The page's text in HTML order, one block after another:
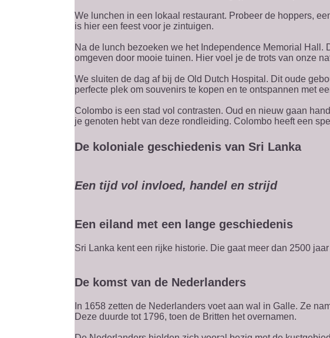
We lunchen in een lokaal restaurant. Probeer de hoppers,
is hier een feest voor je zintuigen.
Na de lunch bezoeken we het Independence Memorial
omgeven door mooie tuinen. Hier voel je de trots van onze
We sluiten de dag af bij de Old Dutch Hospital. Dit oude
perfecte plek om souvenirs te kopen en te ontspannen met
Colombo is een stad vol contrasten. Oud en nieuw gaan
je genoten hebt van deze rondleiding. Colombo heeft een
De koloniale geschiedenis van Sri Lanka
Een tijd vol invloed, handel en strijd
Een eiland met een lange geschiedenis
Sri Lanka kent een rijke historie. Die gaat meer dan 2500
De komst van de Nederlanders
In 1658 zetten de Nederlanders voet aan wal in Galle. Ze
Deze duurde tot 1796, toen de Britten het overnamen.